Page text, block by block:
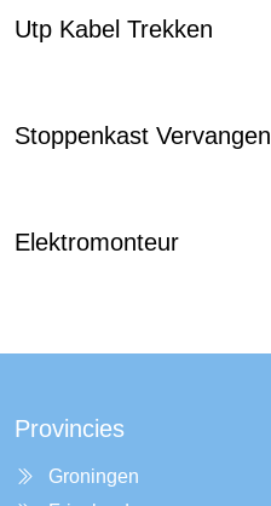
Utp Kabel Trekken
Stoppenkast Vervangen
Elektromonteur
Provincies
Groningen